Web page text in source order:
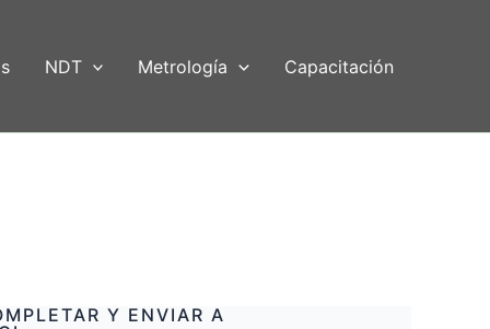
NDT Metrología Capacitación
Y ENVIAR A